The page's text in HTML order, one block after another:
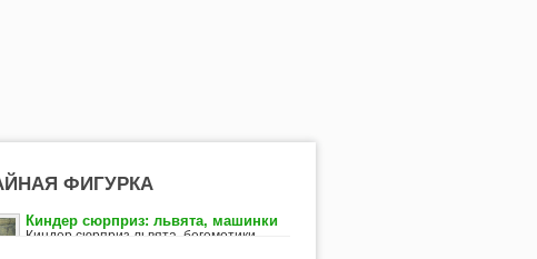
ФИГУРКА
Киндер сюрприз: львята, машинки
Киндер сюрприз львята, бегемотики,